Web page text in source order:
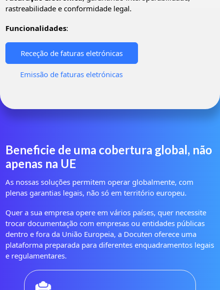
rastreabilidade e conformidade legal.
Funcionalidades:
Receção de faturas eletrónicas
Emissão de faturas eletrónicas
Beneficie de uma cobertura global, não
apenas na UE
As nossas soluções permitem operar globalmente, com
plenas garantias legais, não só em território europeu.
Quer a sua empresa opere em vários países, quer necessite
trocar documentação com empresas ou entidades públicas
dentro e fora da União Europeia, a Docuten oferece uma
plataforma preparada para diferentes enquadramentos legais
e regulamentares.